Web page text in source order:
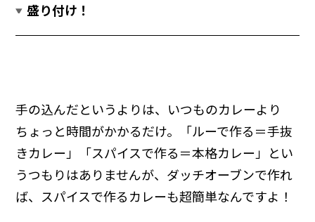
盛り付け！
手の込んだというよりは、いつものカレーより
ちょっと時間がかかるだけ。「ルーで作る＝手抜
きカレー」「スパイスで作る＝本格カレー」とい
うつもりはありませんが、ダッチオーブンで作れ
ば、スパイスで作るカレーも超簡単なんですよ！